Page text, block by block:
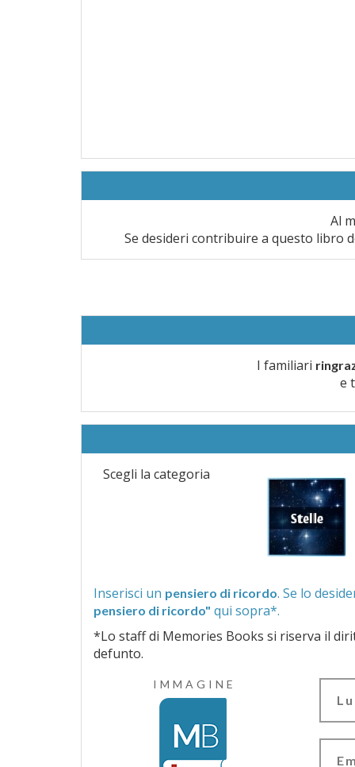
Al
Se desideri contribuire a questo libro
I familiari
e
Scegli la categoria
Inserisci un pensiero di ricordo
pensiero di ricordo" qui sopra*.
*Lo staff di Memories Books si riserva il diritto di
defunto.
IMMAGINE